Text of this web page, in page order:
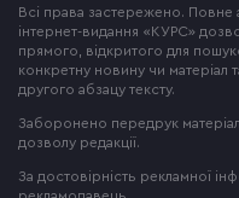
Всі права застережено. Повне
інтернет-видання «КУРС»
прямого, відкритого для
конкретну новину чи
другого абзацу тексту.
Заборонено передрук
дозволу редакції.
За достовірність рекламної